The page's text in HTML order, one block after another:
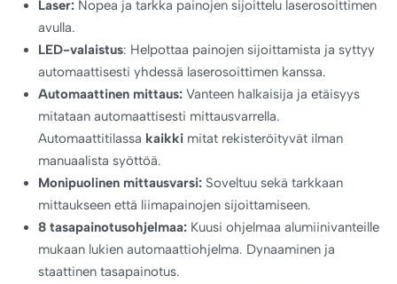
Laser: Nopea ja tarkka painojen sijoittelu laserosoittimen
avulla.
LED-valaistus: Helpottaa painojen sijoittamista ja syttyy
automaattisesti yhdessä laserosoittimen kanssa.
Automaattinen mittaus: Vanteen halkaisija ja etäisyys
mitataan automaattisesti mittausvarrella.
Automaattitilassa kaikki mitat rekisteröityvät ilman
manuaalista syöttöä.
Monipuolinen mittausvarsi: Soveltuu sekä tarkkaan
mittaukseen että liimapainojen sijoittamiseen.
8 tasapainotusohjelmaa: Kuusi ohjelmaa alumiinivanteille
mukaan lukien automaattiohjelma. Dynaaminen ja
staattinen tasapainotus.